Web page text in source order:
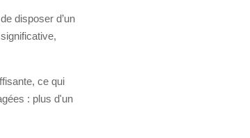
disposer d’un
ce qui
: plus d'un